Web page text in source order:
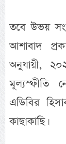
তবে উভয়
আশাবাদ
অনুযায়ী,
এডিবির
কাছাকাছি।